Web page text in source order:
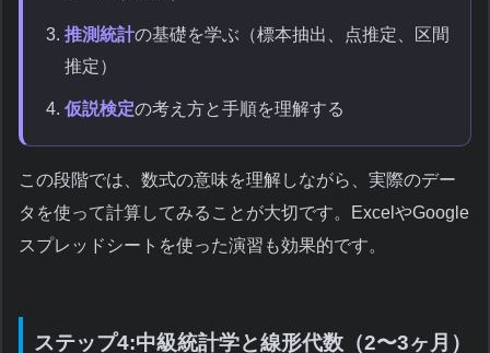
推測統計の基礎を学ぶ（標本抽出、点推定、区間
推定）
仮説検定の考え方と手順を理解する
この段階では、数式の意味を理解しながら、実際のデー
タを使って計算してみることが大切です。ExcelやGoogle
スプレッドシートを使った演習も効果的です。
ステップ4:中級統計学と線形代数（2〜3ヶ月）